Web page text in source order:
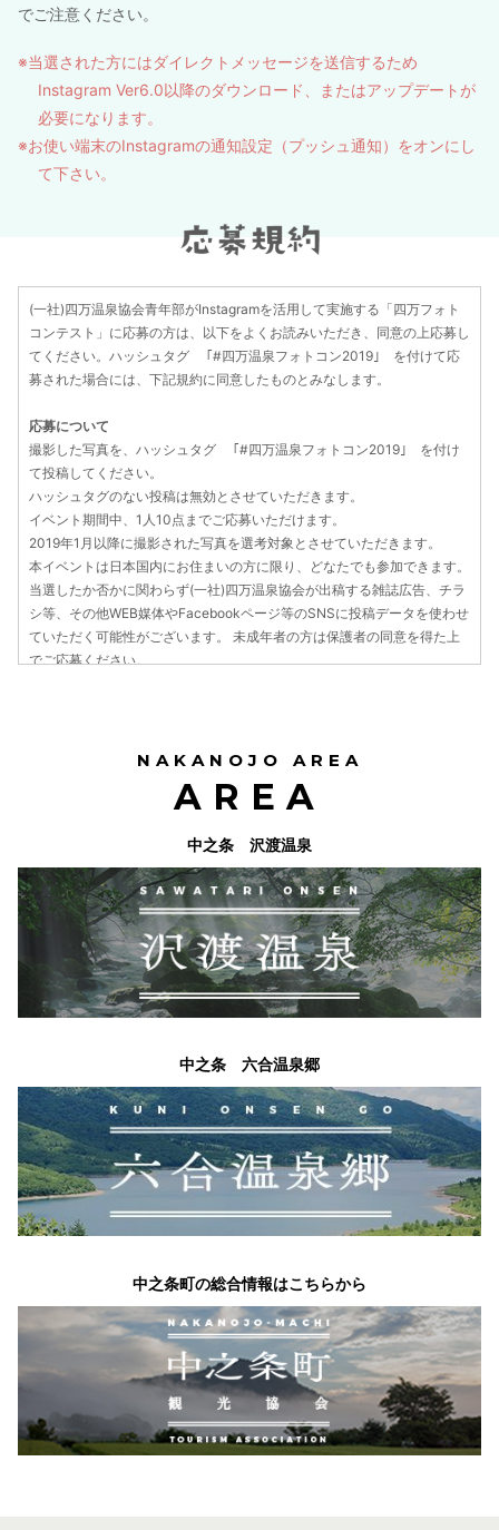
でご注意ください。
当選された方にはダイレクトメッセージを送信するため
Instagram Ver6.0以降のダウンロード、またはアップデートが
必要になります。
お使い端末のInstagramの通知設定（プッシュ通知）をオンにし
て下さい。
(一社)四万温泉協会青年部がInstagramを活用して実施する「四万フォト
コンテスト」に応募の方は、以下をよくお読みいただき、同意の上応募し
てください。ハッシュタグ ｢#四万温泉フォトコン2019｣ を付けて応
募された場合には、下記規約に同意したものとみなします。
応募について
撮影した写真を、ハッシュタグ ｢#四万温泉フォトコン2019｣ を付け
て投稿してください。
ハッシュタグのない投稿は無効とさせていただきます。
イベント期間中、1人10点までご応募いただけます。
2019年1月以降に撮影された写真を選考対象とさせていただきます。
本イベントは日本国内にお住まいの方に限り、どなたでも参加できます。
当選したか否かに関わらず(一社)四万温泉協会が出稿する雑誌広告、チラ
シ等、その他WEB媒体やFacebookページ等のSNSに投稿データを使わせ
ていただく可能性がございます。 未成年者の方は保護者の同意を得た上
でご応募ください。
当選者の方へはアカウントshimaonsenよりダイレクトメッセージにてご
返信期限内にご連絡くださいますようお願いいたします。期限内にご連絡
いただけない場合、当選の権利を無効とさせていただきます。
shimaonsenをフォローしていない場合は、当選の権利を無効とさせてい
ただきます。
当選時にご入力いただきました住所に入力不備、または連絡不能などの理
由により賞品がお届けできない場合は、当選の権利を無効とさせていただ
きます。
当選の権利はご本人のもので、第三者に譲渡・換金はできません。
ご本人が撮影された写真に限らせていただきます。
著作権に違反する写真、公序良俗に反する写真、他人のプライバシーを侵
害する写真が投稿された場合は無効とさせていただきます。
応募において投稿された写真の著作権は、投稿をもって当協会に帰属しま
す。
投稿された写真で肖像権等の第三者の権利侵害があった場合、当社は一切
者の責任と費用により当該紛争を解決するものとします。
禁止事項
応募規約に違反する行為
運営を妨害する行為
他人の名誉、社会的信用を毀損する行為
他人のプライバシー、肖像権、パブリシティ権を侵害する行為
他人の著作権その他の知的財産権を侵害する行為
NAKANOJO AREA
AREA
中之条 沢渡温泉
中之条 六合温泉郷
中之条町の総合情報はこちらから